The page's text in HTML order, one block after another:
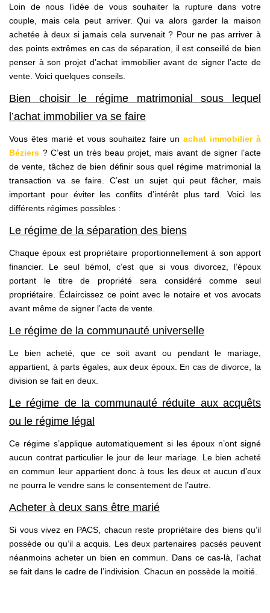
EN
Loin de nous l’idée de vous souhaiter la rupture dans votre
couple, mais cela peut arriver. Qui va alors garder la maison
achetée à deux si jamais cela survenait ? Pour ne pas arriver à
des points extrêmes en cas de séparation, il est conseillé de bien
penser à son projet d’achat immobilier avant de signer l’acte de
vente. Voici quelques conseils.
Bien choisir le régime matrimonial sous lequel
l’achat immobilier va se faire
Vous êtes marié et vous souhaitez faire un achat immobilier à
Béziers ? C’est un très beau projet, mais avant de signer l’acte
de vente, tâchez de bien définir sous quel régime matrimonial la
transaction va se faire. C’est un sujet qui peut fâcher, mais
important pour éviter les conflits d’intérêt plus tard. Voici les
différents régimes possibles :
Le régime de la séparation des biens
Chaque époux est propriétaire proportionnellement à son apport
financier. Le seul bémol, c’est que si vous divorcez, l’époux
portant le titre de propriété sera considéré comme seul
propriétaire. Éclaircissez ce point avec le notaire et vos avocats
avant même de signer l’acte de vente.
Le régime de la communauté universelle
Le bien acheté, que ce soit avant ou pendant le mariage,
appartient, à parts égales, aux deux époux. En cas de divorce, la
division se fait en deux.
Le régime de la communauté réduite aux acquêts
ou le régime légal
Ce régime s’applique automatiquement si les époux n’ont signé
aucun contrat particulier le jour de leur mariage. Le bien acheté
en commun leur appartient donc à tous les deux et aucun d’eux
ne pourra le vendre sans le consentement de l’autre.
Acheter à deux sans être marié
Si vous vivez en PACS, chacun reste propriétaire des biens qu’il
possède ou qu’il a acquis. Les deux partenaires pacsés peuvent
néanmoins acheter un bien en commun. Dans ce cas-là, l’achat
se fait dans le cadre de l’indivision. Chacun en possède la moitié.